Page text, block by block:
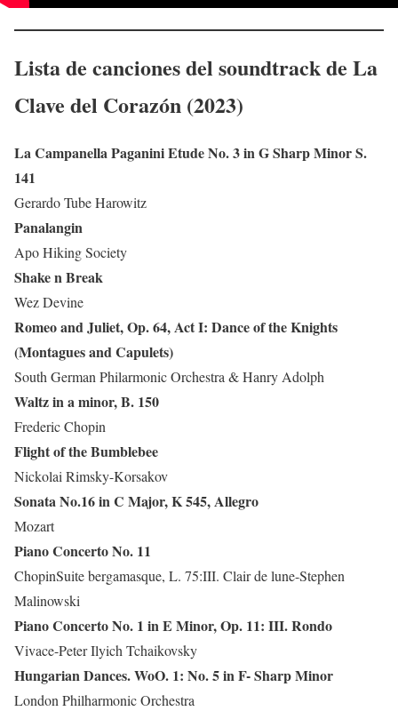
Lista de canciones del soundtrack de La
Clave del Corazón (2023)
La Campanella Paganini Etude No. 3 in G Sharp Minor S.
141
Gerardo Tube Harowitz
Panalangin
Aрo Hiking Society
Shake n Break
Wez Devine
Romeo and Juliet, Op. 64, Act I: Dance of the Knights
(Montagues and Capulets)
South German Philarmonic Orchestra & Hanry Adolph
Waltz in a minor, B. 150
Frederic Chopin
Flight of the Bumblebee
Nickolai Rimsky-Korsakov
Sonata No.16 in C Major, K 545, Allegro
Mozart
Piano Concerto No. 11
ChopinSuite bergamasque, L. 75:III. Clair de lune-Stephen
Malinowski
Piano Concerto No. 1 in E Minor, Op. 11: III. Rondo
Vivace-Peter Ilyich Tchaikovsky
Hungarian Dances. WoO. 1: No. 5 in F- Sharp Minor
London Philharmonic Orchestra